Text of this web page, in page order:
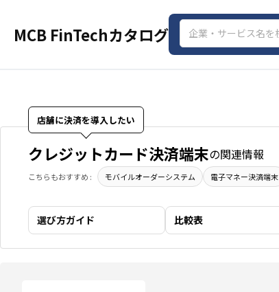
MCB FinTechカタログ
店舗に決済を導入したい
クレジットカード決済端末の関連情報
こちらもおすすめ : モバイルオーダーシステム 電子マネー決済端末
選び方ガイド 比較表